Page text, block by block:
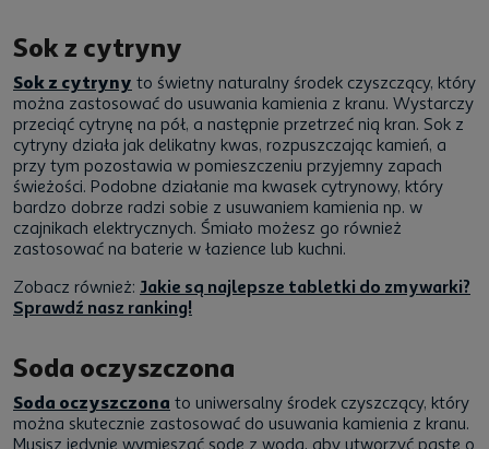
Sok z cytryny
Sok z cytryny to świetny naturalny środek czyszczący, który
można zastosować do usuwania kamienia z kranu. Wystarczy
przeciąć cytrynę na pół, a następnie przetrzeć nią kran. Sok z
cytryny działa jak delikatny kwas, rozpuszczając kamień, a
przy tym pozostawia w pomieszczeniu przyjemny zapach
świeżości. Podobne działanie ma kwasek cytrynowy, który
bardzo dobrze radzi sobie z usuwaniem kamienia np. w
czajnikach elektrycznych. Śmiało możesz go również
zastosować na baterie w łazience lub kuchni.
Zobacz również: Jakie są najlepsze tabletki do zmywarki?
Sprawdź nasz ranking!
Soda oczyszczona
Soda oczyszczona to uniwersalny środek czyszczący, który
można skutecznie zastosować do usuwania kamienia z kranu.
Musisz jedynie wymieszać sodę z wodą, aby utworzyć pastę o